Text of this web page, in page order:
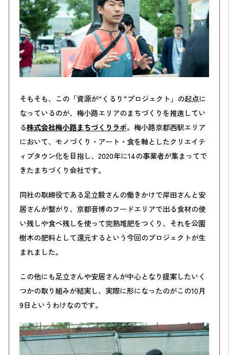
そもそも、この「資源が“くるり”プロジェクト」の起点に
なっているのが、梅小路エリアのまちづくりを推進してい
る株式会社梅小路まちづくりラボ。梅小路京都西駅エリア
において、モノづくり・アート・食を軸としたクリエイテ
ィブタウン化を目指し、2020年に14の事業者が集まってで
きたまちづくり会社です。
同社の取締役である足立毅さんの働きかけで岸田さんと安
居さんが繋がり、京都音博のフードエリアで出る食材の使
い残しや食べ残しを使って完熟堆肥をつくり、それを公園
樹木の肥料として還元するという今回のプロジェクトが生
まれました。
この他にも足立さんや安居さんが中心となり提案したいく
つかの取り組みが結実し、実際に形になったのがこの10月
9日というわけなのです。